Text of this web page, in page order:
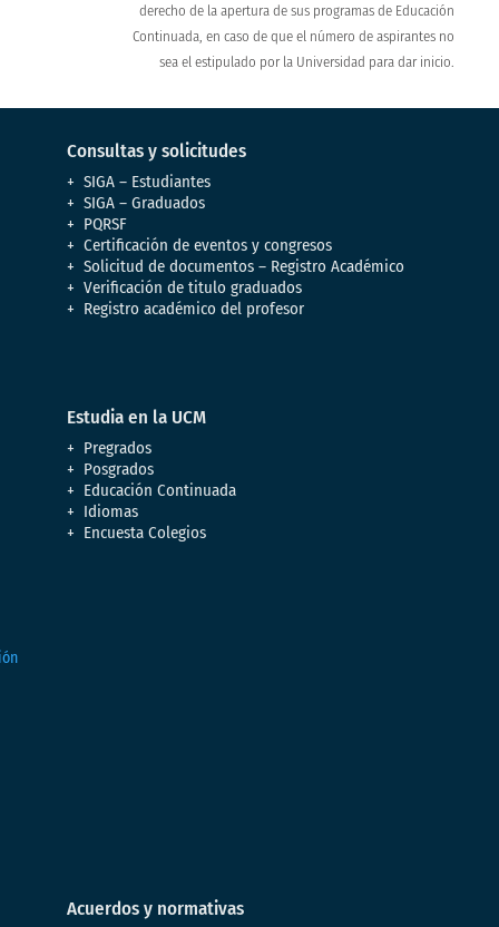
derecho de la apertura de sus programas de Educación
Continuada, en caso de que el número de aspirantes no
sea el estipulado por la Universidad para dar inicio.
Consultas y solicitudes
SIGA – Estudiantes
SIGA – Graduados
PQRSF
Certificación de eventos y congresos
Solicitud de documentos – Registro Académico
Verificación de titulo graduados
Registro académico del profesor
Estudia en la UCM
Pregrados
Posgrados
Educación Continuada
Idiomas
Encuesta Colegios
Acuerdos y normativas